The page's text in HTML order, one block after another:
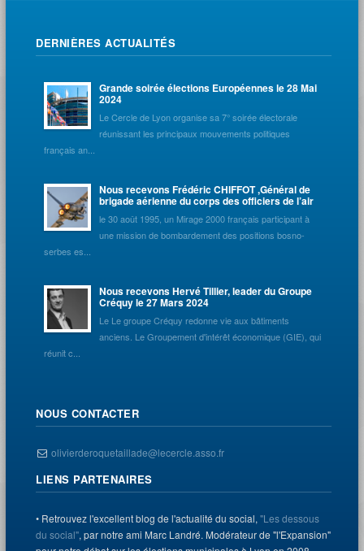
DERNIÈRES ACTUALITÉS
Grande soirée élections Européennes le 28 Mai
2024
Le Cercle de Lyon organise sa 7° soirée électorale
réunissant les principaux mouvements politiques
français an...
Nous recevons Frédéric CHIFFOT ,Général de
brigade aérienne du corps des officiers de l’air
le 30 août 1995, un Mirage 2000 français participant à
une mission de bombardement des positions bosno-
serbes es...
Nous recevons Hervé Tillier, leader du Groupe
Créquy le 27 Mars 2024
Le Le groupe Créquy redonne vie aux bâtiments
anciens. Le Groupement d'intérêt économique (GIE), qui
réunit c...
NOUS CONTACTER
olivierderoquetaillade@lecercle.asso.fr
LIENS PARTENAIRES
• Retrouvez l'excellent blog de l'actualité du social,"Les dessous
du social", par notre ami Marc Landré. Modérateur de "l'Expansion"